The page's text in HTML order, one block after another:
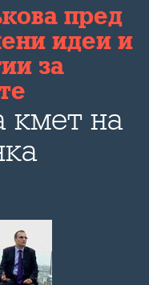
пред
идеи и
за
кмет на